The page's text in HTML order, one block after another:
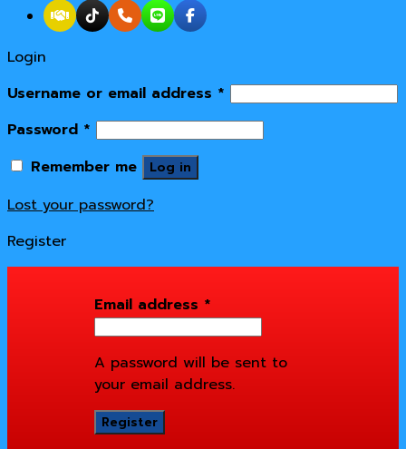
Login
Username or email address *
Password *
Remember me
Log in
Lost your password?
Register
Email address *
A password will be sent to
your email address.
Register